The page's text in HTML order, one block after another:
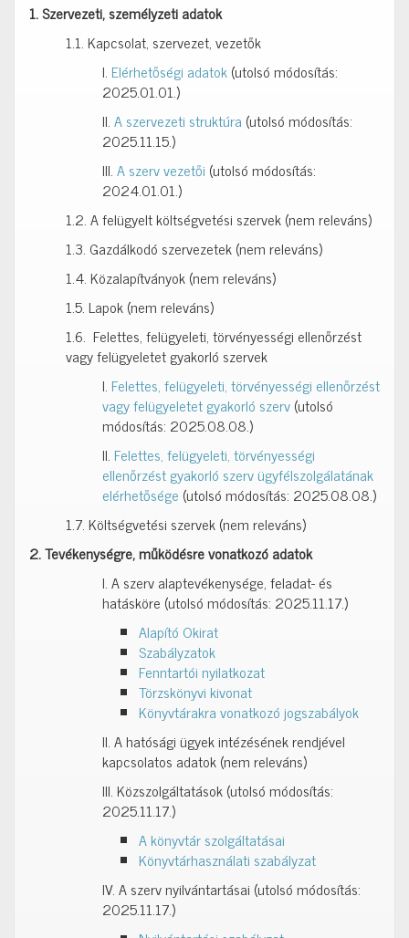
1. Szervezeti, személyzeti adatok
1.1. Kapcsolat, szervezet, vezetők
I. Elérhetőségi adatok(utolsó módosítás:
2025.01.01.)
II.A szervezeti struktúra (utolsó módosítás:
2025.11.15.)
III.A szerv vezetői (utolsó módosítás:
2024.01.01.)
1.2. A felügyelt költségvetési szervek (nem releváns)
1.3. Gazdálkodó szervezetek (nem releváns)
1.4. Közalapítványok (nem releváns)
1.5. Lapok (nem releváns)
1.6. Felettes, felügyeleti, törvényességi ellenőrzést
vagy felügyeletet gyakorló szervek
I. Felettes, felügyeleti, törvényességi ellenőrzést
vagy felügyeletet gyakorló szerv(utolsó
módosítás: 2025.08.08.)
II. Felettes, felügyeleti, törvényességi
ellenőrzést gyakorló szerv ügyfélszolgálatának
elérhetősége (utolsó módosítás: 2025.08.08.)
1.7. Költségvetési szervek (nem releváns)
2. Tevékenységre, működésre vonatkozó adatok
I. A szerv alaptevékenysége, feladat- és
hatásköre (utolsó módosítás: 2025.11.17.)
Alapító Okirat
Szabályzatok
Fenntartói nyilatkozat
Törzskönyvi kivonat
Könyvtárakra vonatkozó jogszabályok
II. A hatósági ügyek intézésének rendjével
kapcsolatos adatok (nem releváns)
III. Közszolgáltatások (utolsó módosítás:
2025.11.17.)
A könyvtár szolgáltatásai
Könyvtárhasználati szabályzat
IV. A szerv nyilvántartásai (utolsó módosítás:
2025.11.17.)